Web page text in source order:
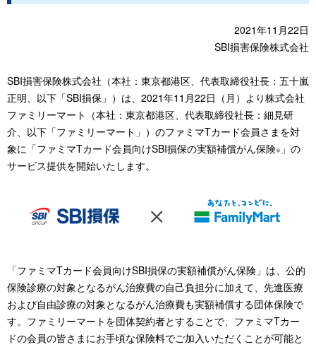
2021年11月22日
SBI損害保険株式会社
SBI損害保険株式会社（本社：東京都港区、代表取締役社長：五十嵐
正明、以下「SBI損保」）は、2021年11月22日（月）より株式会社
ファミリーマート（本社：東京都港区、代表取締役社長：細見研
介、以下「ファミリーマート」）のファミマTカード会員さまを対
象に「ファミマTカード会員向けSBI損保の実額補償がん保険※ 」の
サービス提供を開始いたします。
「ファミマTカード会員向けSBI損保の実額補償がん保険」は、公的
保険診療の対象となるがん治療費の自己負担分に加えて、先進医療
および自由診療の対象となるがん治療費も実額補償する団体保険で
す。ファミリーマートを団体契約者とすることで、ファミマTカー
ドの会員の皆さまにお手頃な保険料でご加入いただくことが可能と